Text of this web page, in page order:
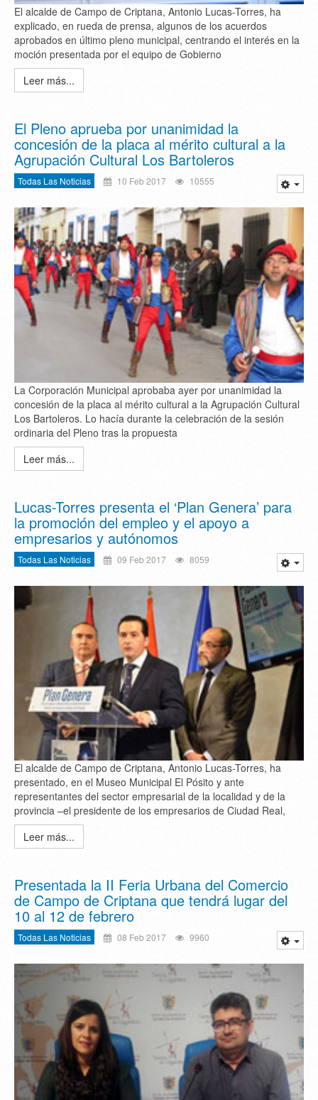
El alcalde de Campo de Criptana, Antonio Lucas-Torres, ha
explicado, en rueda de prensa, algunos de los acuerdos
aprobados en último pleno municipal, centrando el interés en la
moción presentada por el equipo de Gobierno
Leer más...
El Pleno aprueba por unanimidad la
concesión de la placa al mérito cultural a la
Agrupación Cultural Los Bartoleros
Todas Las Noticias 10 Feb 2017 10555
La Corporación Municipal aprobaba ayer por unanimidad la
concesión de la placa al mérito cultural a la Agrupación Cultural
Los Bartoleros. Lo hacía durante la celebración de la sesión
ordinaria del Pleno tras la propuesta
Leer más...
Lucas-Torres presenta el ‘Plan Genera’ para
la promoción del empleo y el apoyo a
empresarios y autónomos
Todas Las Noticias 09 Feb 2017 8059
El alcalde de Campo de Criptana, Antonio Lucas-Torres, ha
presentado, en el Museo Municipal El Pósito y ante
representantes del sector empresarial de la localidad y de la
provincia –el presidente de los empresarios de Ciudad Real,
Leer más...
Presentada la II Feria Urbana del Comercio
de Campo de Criptana que tendrá lugar del
10 al 12 de febrero
Todas Las Noticias 08 Feb 2017 9960